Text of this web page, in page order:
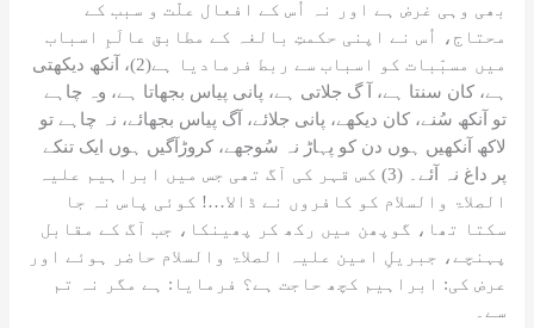
k n
sl
at
e
بھی وہی غرض ہے اور نہ اُس کے افعال علّت و سبب کے
محتاج، اُس نے اپنی حکمتِ بالغہ کے مطابق عالَمِ اسباب
میں مسبّبات کو اسباب سے ربط فرمادیا ہے(2)، آنکھ دیکھتی
ہے، کان سنتا ہے، آ گ جلاتی ہے، پانی پیاس بجھاتا ہے، وہ چاہے
تو آنکھ سُنے، کان دیکھے، پانی جلائے، آگ پیاس بجھائے، نہ چاہے تو
لاکھ آنکھیں ہوں دن کو پہاڑ نہ سُوجھے، کروڑآگیں ہوں ایک تنکے
پر داغ نہ آئے۔ (3) کس قہر کی آگ تھی جس میں ابراہیم علیہ
الصلاۃ والسلام کو کافروں نے ڈالا…! کوئی پاس نہ جا
سکتا تھا، گوپھن میں رکھ کر پھینکا، جب آگ کے مقابل
پہنچے، جبریلِ امین علیہ الصلاۃ والسلام حاضر ہوئے اور
عرض کی: ابراہیم کچھ حاجت ہے؟ فرمایا: ہے مگر نہ تم
سے۔